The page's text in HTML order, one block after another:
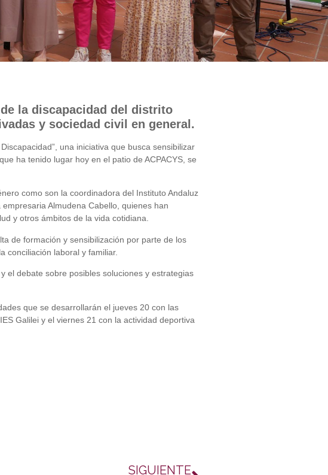
la discapacidad del distrito
y sociedad civil en general.
una iniciativa que busca sensibilizar
ha tenido lugar hoy en el patio de ACPACYS, se
como son la coordinadora del Instituto Andaluz
Almudena Cabello, quienes han
y otros ámbitos de la vida cotidiana.
de formación y sensibilización por parte de los
conciliación laboral y familiar.
el debate sobre posibles soluciones y estrategias
que se desarrollarán el jueves 20 con las
Galilei y el viernes 21 con la actividad deportiva
SIGUIENTE